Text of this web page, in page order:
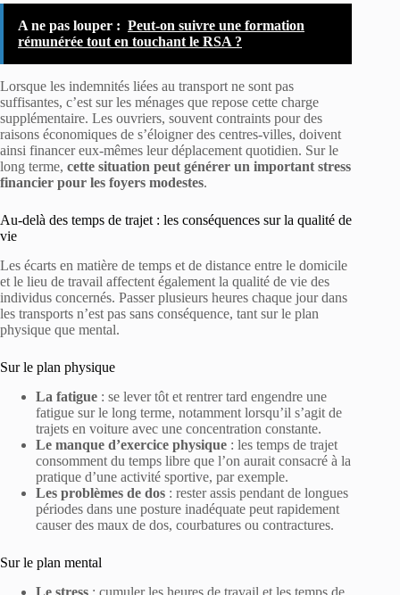
A ne pas louper : Peut-on suivre une formation
rémunérée tout en touchant le RSA ?
Lorsque les indemnités liées au transport ne sont pas
suffisantes, c’est sur les ménages que repose cette charge
supplémentaire. Les ouvriers, souvent contraints pour des
raisons économiques de s’éloigner des centres-villes, doivent
ainsi financer eux-mêmes leur déplacement quotidien. Sur le
long terme, cette situation peut générer un important stress
financier pour les foyers modestes.
Au-delà des temps de trajet : les conséquences sur la qualité de
vie
Les écarts en matière de temps et de distance entre le domicile
et le lieu de travail affectent également la qualité de vie des
individus concernés. Passer plusieurs heures chaque jour dans
les transports n’est pas sans conséquence, tant sur le plan
physique que mental.
Sur le plan physique
La fatigue : se lever tôt et rentrer tard engendre une
fatigue sur le long terme, notamment lorsqu’il s’agit de
trajets en voiture avec une concentration constante.
Le manque d’exercice physique : les temps de trajet
consomment du temps libre que l’on aurait consacré à la
pratique d’une activité sportive, par exemple.
Les problèmes de dos : rester assis pendant de longues
périodes dans une posture inadéquate peut rapidement
causer des maux de dos, courbatures ou contractures.
Sur le plan mental
Le stress : cumuler les heures de travail et les temps de